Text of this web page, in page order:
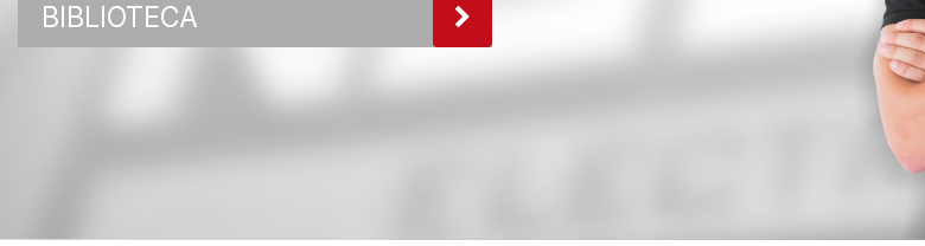
BIBLIOTECA